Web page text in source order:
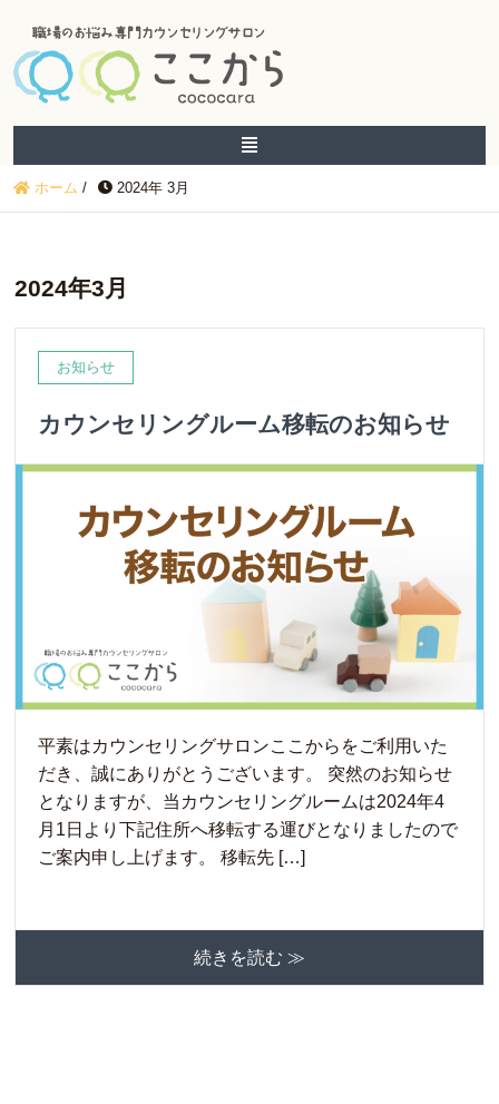
ホーム / 2024年 3月
2024年3月
お知らせ
カウンセリングルーム移転のお知らせ
平素はカウンセリングサロンここからをご利用いた
だき、誠にありがとうございます。 突然のお知らせ
となりますが、当カウンセリングルームは2024年4
月1日より下記住所へ移転する運びとなりましたので
ご案内申し上げます。 移転先 […]
続きを読む ≫